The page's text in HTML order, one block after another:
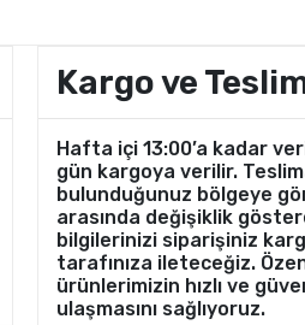
Kargo ve
Hafta içi 13:00’a kadar
gün kargoya verilir.
bulunduğunuz bölgeye
arasında değişiklik
bilgilerinizi siparişiniz
tarafınıza ileteceğiz.
ürünlerimizin hızlı ve
ulaşmasını sağlıyoruz.